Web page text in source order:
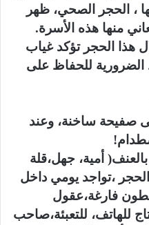
، الحجر الصحي، ظهر
منها هذه الأسرة.
هذا الحجر تؤكد غياب
الضرورية للحفاظ على
صفيحة ساخنة، وعند
أمية، جهل،قلة
،تواجد يومي داخل
فارغة،عقول
للهاتف، للتعبئة،صاحب